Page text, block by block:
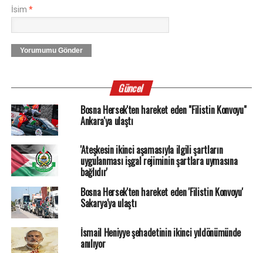
İsim *
Yorumumu Gönder
Güncel
Bosna Hersek'ten hareket eden "Filistin Konvoyu"
Ankara'ya ulaştı
'Ateşkesin ikinci aşamasıyla ilgili şartların
uygulanması işgal rejiminin şartlara uymasına
bağlıdır'
Bosna Hersek'ten hareket eden 'Filistin Konvoyu'
Sakarya'ya ulaştı
İsmail Heniyye şehadetinin ikinci yıldönümünde
anılıyor